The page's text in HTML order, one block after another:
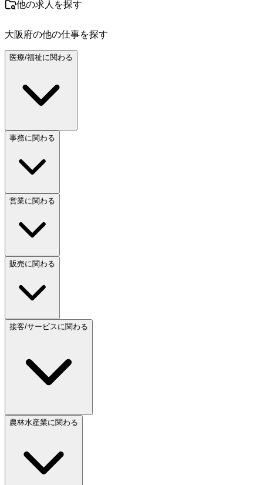
他の求人を探す
大阪府の他の仕事を探す
医療/福祉に関わる
事務に関わる
営業に関わる
販売に関わる
接客/サービスに関わる
農林水産業に関わる